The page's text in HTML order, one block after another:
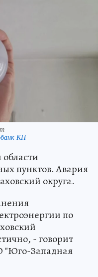
КП
пунктов. Авария
округа.
по
- говорит
"Юго-Западная